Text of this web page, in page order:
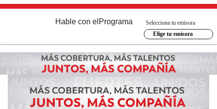
Hable con el Programa
Selecciona tu emisora
Elige tu emisora